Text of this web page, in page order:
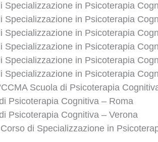
Specializzazione in Psicoterapia
Specializzazione in Psicoterapia
Specializzazione in Psicoterapia
Specializzazione in Psicoterapia
Specializzazione in Psicoterapia
Specializzazione in Psicoterapia
Scuola di Psicoterapia
Psicoterapia Cognitiva – Roma
Psicoterapia Cognitiva – Verona
di Specializzazione in